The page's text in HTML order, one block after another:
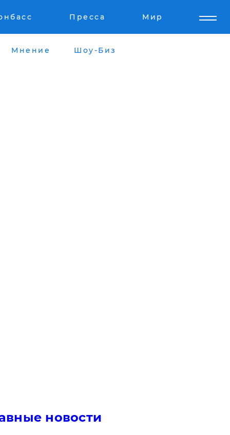
Пресса Мир
Мнение Шоу-Биз
новости